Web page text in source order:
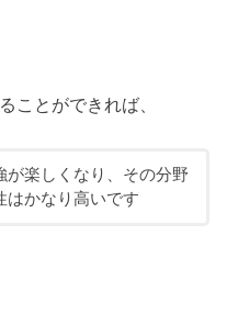
ことができれば、
が楽しくなり、その分野
はかなり高いです